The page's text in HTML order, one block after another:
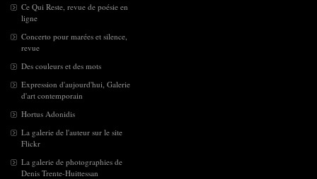
Ce Qui Reste, revue de poésie en
ligne
Concerto pour marées et silence,
revue
Des couleurs et des mots
Expression d'aujourd'hui, Galerie
d'art contemporain
Hortus Adonidis
La galerie de l'auteur sur le site
Flickr
La galerie de photographies de
Denis Trente-Huittessan